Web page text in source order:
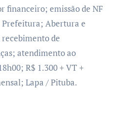
financeiro; emissão de NF
Abertura e
de
atendimento ao
R$ 1.300 + VT +
Lapa / Pituba.